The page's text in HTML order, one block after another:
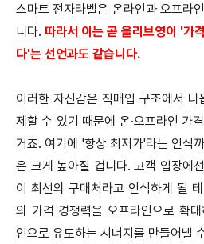
스마트 전자라벨은 온라인과 오프라
니다. 따라서 이는 곧 올리브영이 '가
다'는 선언과도 같습니다.
이러한 자신감은 직매입 구조에서
제할 수 있기 때문에 온·오프라인 가
거죠. 여기에 '항상 최저가'라는 인식
은 크게 높아질 겁니다. 고객 입장에
이 최선의 구매처라고 인식하게 될
의 가격 경쟁력을 오프라인으로 확
인으로 유도하는 시너지를 만들어낼